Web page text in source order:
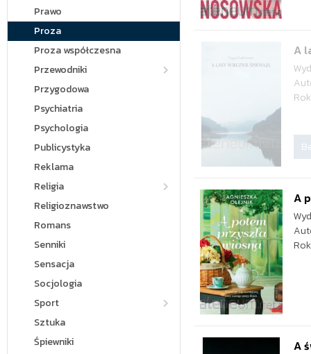
Prawo
Proza
Proza współczesna
Przewodniki
Przygodowa
Psychiatria
Psychologia
Publicystyka
Reklama
Religia
Religioznawstwo
Romans
Senniki
Sensacja
Socjologia
Sport
Sztuka
Śpiewniki
A
A
A